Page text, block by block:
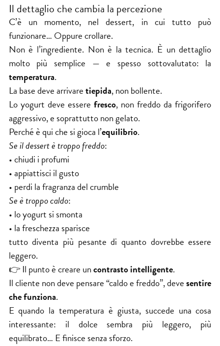
Il dettaglio che cambia la percezione
C’è un momento, nel dessert, in cui tutto può
funzionare… Oppure crollare.
Non è l’ingrediente. Non è la tecnica. È un dettaglio
molto più semplice — e spesso sottovalutato: la
temperatura.
La base deve arrivaretiepida, non bollente.
Lo yogurt deve essere fresco, non freddo da frigorifero
aggressivo, e soprattutto non gelato.
Perché è qui che si gioca l’equilibrio.
Se il dessert è troppo freddo:
• chiudi i profumi
• appiattisci il gusto
• perdi la fragranza del crumble
Se è troppo caldo:
• lo yogurt si smonta
• la freschezza sparisce
tutto diventa più pesante di quanto dovrebbe essere
leggero.
👉 Il punto è creare uncontrasto intelligente.
Il cliente non deve pensare “caldo e freddo”, devesentire
che funziona.
E quando la temperatura è giusta, succede una cosa
interessante: il dolce sembra più leggero, più
equilibrato… E finisce senza sforzo.